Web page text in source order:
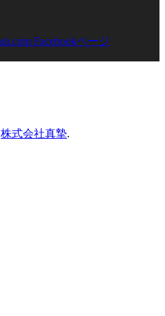
株式会社真摯.